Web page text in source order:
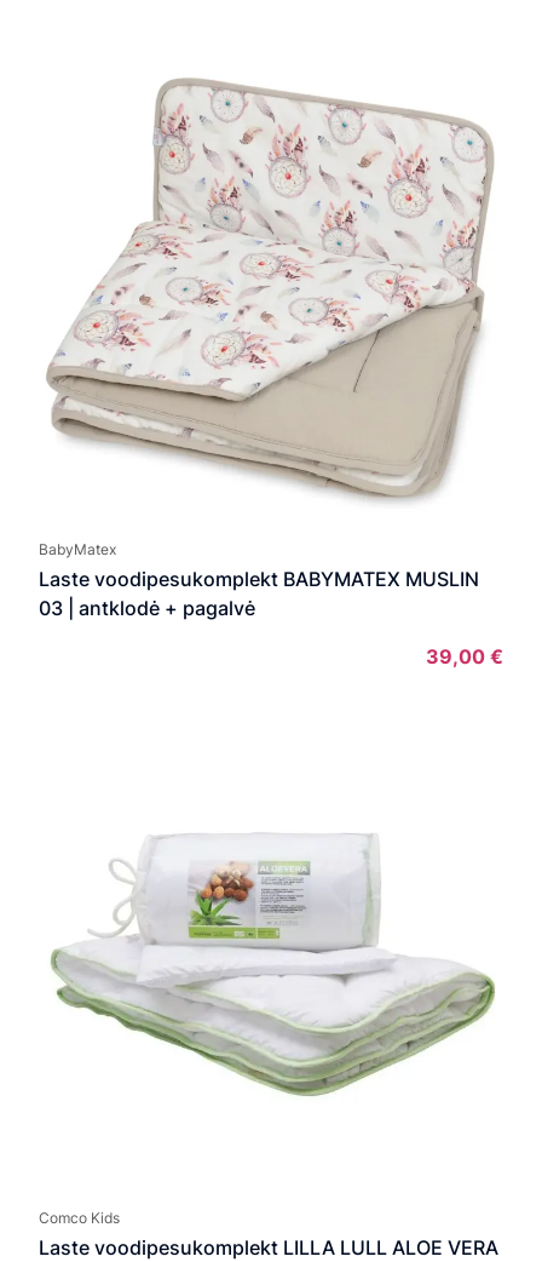
BabyMatex
Laste voodipesukomplekt BABYMATEX MUSLIN
03 | antklodė + pagalvė
39,00 €
Comco Kids
Laste voodipesukomplekt LILLA LULL ALOE VERA